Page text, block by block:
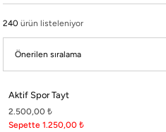
240 ürün listeleniyor
Aktif Spor Tayt
2.500,00 ₺
Sepette 1.250,00 ₺
CEKET & YELEK
ETEK
PANTOLON
TAYT & ŞORT
TiŞÖRT